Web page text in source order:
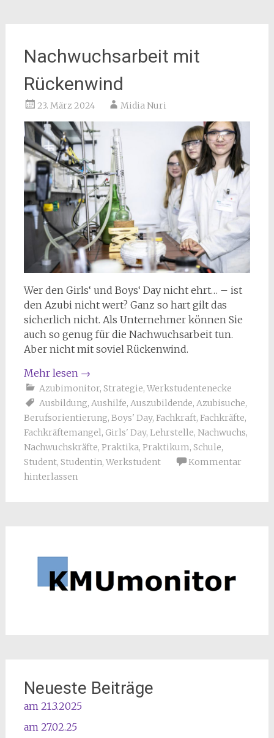
Nachwuchsarbeit mit
Rückenwind
23. März 2024 Midia Nuri
Wer den Girls‘ und Boys‘ Day nicht ehrt… – ist
den Azubi nicht wert? Ganz so hart gilt das
sicherlich nicht. Als Unternehmer können Sie
auch so genug für die Nachwuchsarbeit tun.
Aber nicht mit soviel Rückenwind.
Mehr lesen →
Azubimonitor, Strategie, Werkstudentenecke
Ausbildung, Aushilfe, Auszubildende, Azubisuche,
Berufsorientierung, Boys' Day, Fachkraft, Fachkräfte,
Fachkräftemangel, Girls' Day, Lehrstelle, Nachwuchs,
Nachwuchskräfte, Praktika, Praktikum, Schule,
Student, Studentin, Werkstudent
Kommentar
hinterlassen
Neueste Beiträge
am 21.3.2025
am 27.02.25